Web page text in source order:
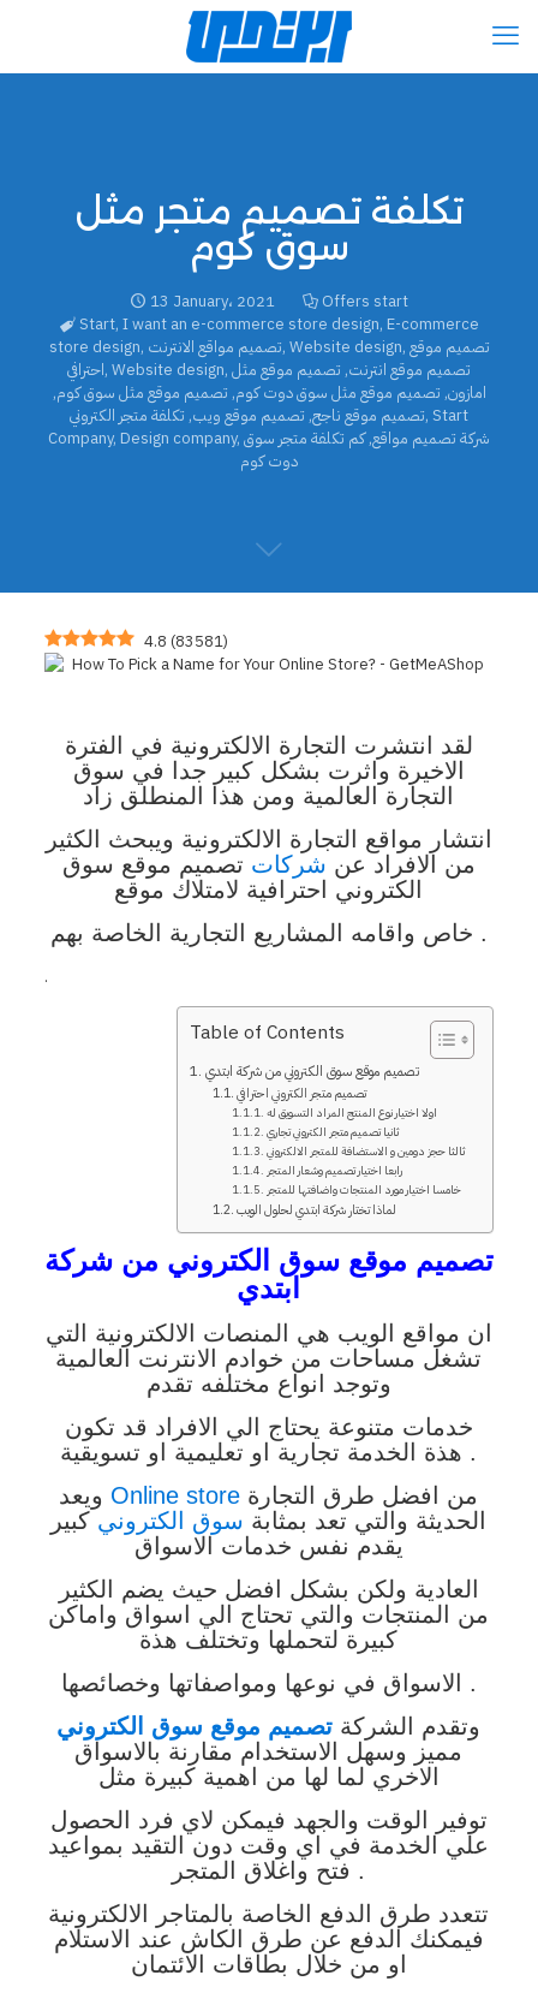
تكلفة تصميم متجر مثل
سوق كوم
13 January، 2021
Offers start
Start, I want an e-commerce store design, E-commerce
store design, تصميم مواقع الانترنت, Website design, تصميم موقع
احترافي, Website design, تصميم موقع انترنت, تصميم موقع مثل
امازون, تصميم موقع مثل سوق دوت كوم, تصميم موقع مثل سوق كوم,
تصميم موقع ناجح, تصميم موقع ويب, تكلفة متجر الكتروني , Start
Company, Design company, شركة تصميم مواقع,كم تكلفة متجر سوق
دوت كوم
4.8 (83581)
لقد انتشرت التجارة الالكترونية في الفترة
الاخيرة واثرت بشكل كبير جدا في سوق
التجارة العالمية ومن هذا
المنطلق زاد
انتشار مواقع التجارة الالكترونية ويبحث الكثير
من الافراد عن شركات تصميم موقع سوق
الكتروني احترافية لامتلاك موقع
خاص واقامه المشاريع التجارية الخاصة بهم .
.
Table of Contents
تصميم موقع سوق الكتروني من شركة ابتدي
تصميم متجر الكتروني احترافي
اولا اختيار نوع المنتج المراد التسويق له
ثانيا تصميم متجر الكتروني تجاري
ثالثا حجز دومين و الاستضافة للمتجر الالكتروني
رابعا اختيار تصميم وشعار المتجر
خامسا اختيار مورد المنتجات واضافتها للمتجر
لماذا تختار شركة ابتدي لحلول الويب
تصميم موقع سوق الكتروني من شركة
ابتدي
ان مواقع الويب هي المنصات الالكترونية التي
تشغل مساحات من خوادم الانترنت العالمية
وتوجد انواع مختلفه تقدم
خدمات متنوعة يحتاج الي الافراد قد تكون
هذة الخدمة تجارية او تعليمية او تسويقية .
Online store
الحديثة والتي تعد بمثابة سوق الكتروني كبير
يقدم نفس خدمات الاسواق
العادية ولكن بشكل افضل حيث يضم الكثير
من المنتجات والتي تحتاج
الي اسواق واماكن
كبيرة لتحملها وتختلف هذة
الاسواق في
نوعها ومواصفاتها وخصائصها .
وتقدم الشركة تصميم موقع سوق الكتروني
مميز وسهل الاستخدام مقارنة بالاسواق
الاخري لما لها من
اهمية كبيرة مثل
توفير الوقت والجهد فيمكن لاي فرد الحصول
علي الخدمة في اي وقت دون التقيد بمواعيد
فتح واغلاق المتجر .
تتعدد طرق الدفع الخاصة بالمتاجر الالكترونية
فيمكنك الدفع عن طرق الكاش عند الاستلام
او من خلال بطاقات الائتمان